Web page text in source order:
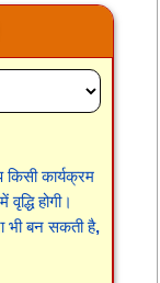
कार्यक्रम
होगी।
भी बन सकती है,